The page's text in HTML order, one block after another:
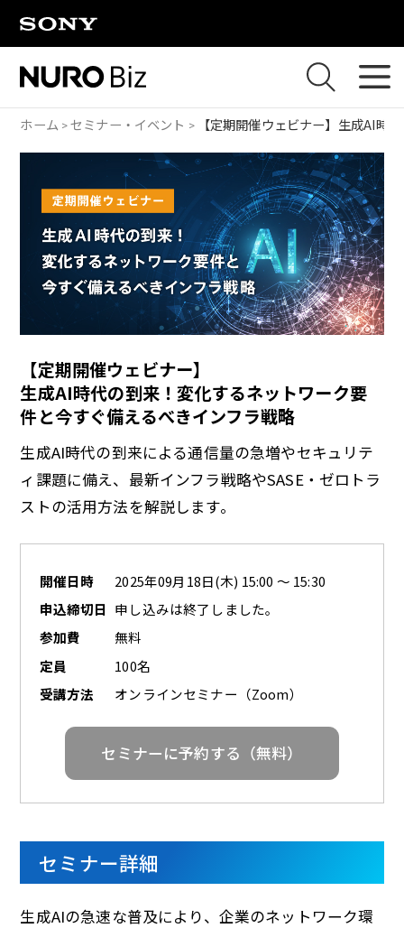
ホーム セミナー・イベント 【定期開催ウェビナー】 生成AI時
【定期開催ウェビナー】
生成AI時代の到来！変化するネットワーク要
件と今すぐ備えるべきインフラ戦略
生成AI時代の到来による通信量の急増やセキュリテ
ィ課題に備え、最新インフラ戦略やSASE・ゼロトラ
ストの活用方法を解説します。
開催日時
2025年09月18日(木) 15:00 ～ 15:30
申込締切日 申し込みは終了しました。
参加費
無料
定員
100名
受講方法
オンラインセミナー（Zoom）
セミナーに予約する（無料）
セミナー詳細
生成AIの急速な普及により、企業のネットワーク環